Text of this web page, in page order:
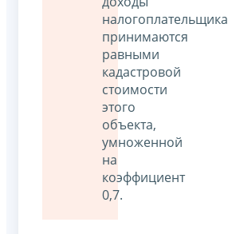
налогоплательщика
принимаются
равными
кадастровой
стоимости
этого
объекта,
умноженной
на
коэффициент
0,7.